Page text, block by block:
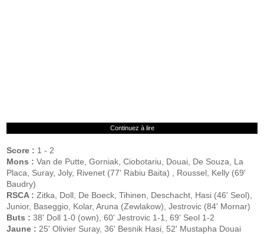
Continuez à lire
Score : 1 - 2
Mons : Van de Putte, Gorniak, Ciobotariu, Douai, De Souza, La
Placa, Suray, Joly, Rivenet (77' Rabiu Baita) , Roussel, Kelly (69'
Baudry)
RSCA : Zitka, Doll, De Boeck, Tihinen, Deschacht, Hasi (46' Seol),
Junior, Baseggio, Kolar, Aruna (Zewlakow), Jestrovic (84' Mornar)
Buts : 38' Doll 1-0 (own), 60' Jestrovic 1-1, 69' Seol 1-2
Jaune : 25' Olivier Suray, 36' Besnik Hasi, 52' Mustapha Douai